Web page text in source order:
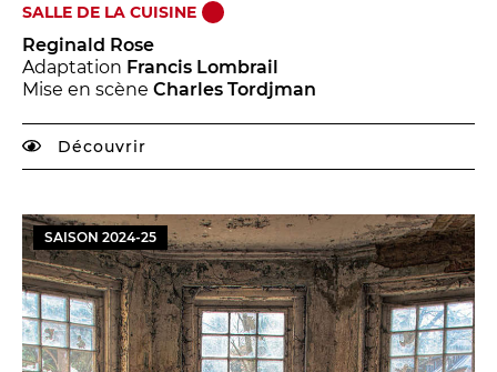
SALLE DE LA CUISINE
Reginald Rose
Adaptation Francis Lombrail
Mise en scène Charles Tordjman
Découvrir
SAISON 2024-25